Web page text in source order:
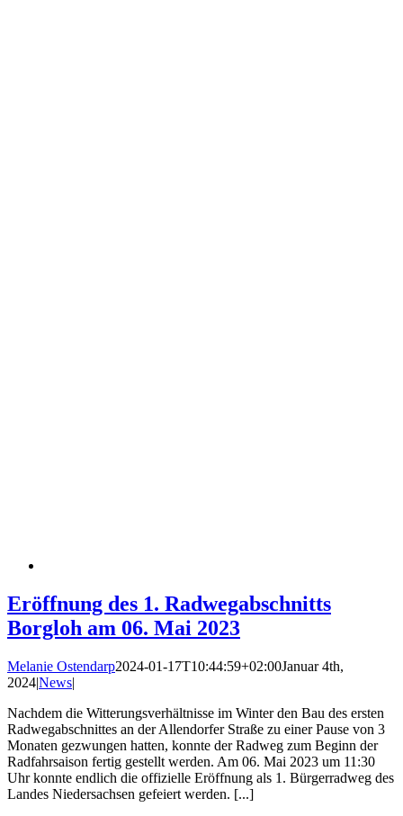
Eröffnung des 1. Radwegabschnitts
Borgloh am 06. Mai 2023
Melanie Ostendarp2024-01-17T10:44:59+02:00Januar 4th,
2024|News|
Nachdem die Witterungsverhältnisse im Winter den Bau des ersten
Radwegabschnittes an der Allendorfer Straße zu einer Pause von 3
Monaten gezwungen hatten, konnte der Radweg zum Beginn der
Radfahrsaison fertig gestellt werden. Am 06. Mai 2023 um 11:30
Uhr konnte endlich die offizielle Eröffnung als 1. Bürgerradweg des
Landes Niedersachsen gefeiert werden. [...]